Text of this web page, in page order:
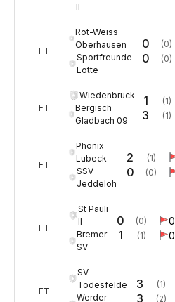
II
FT
Rot-Weiss
Oberhausen
Sportfreunde
Lotte
0
0
(0)
(0)
FT
Wiedenbruck
Bergisch
Gladbach 09
1
3
(1)
(1)
FT
Phonix
Lubeck
SSV
Jeddeloh
2
0
(1)
(0)
FT
St Pauli
II
Bremer
SV
0
1
(0)
(1)
0
0
FT
SV
Todesfelde
Werder
3
3
(1)
(2)